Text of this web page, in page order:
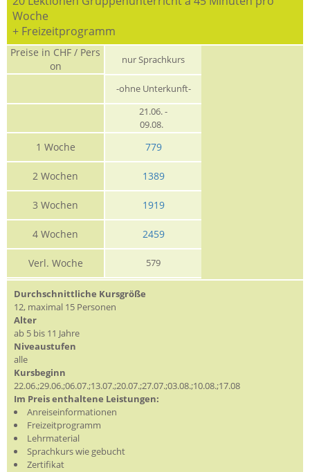
Woche
+ Freizeitprogramm
Preise in CHF / Pers
on
nur Sprachkurs
-ohne Unterkunft-
21.06. -
09.08.
1 Woche 779
2 Wochen 1389
3 Wochen 1919
4 Wochen 2459
Verl. Woche 579
Durchschnittliche Kursgröße
12, maximal 15 Personen
Alter
ab 5 bis 11 Jahre
Niveaustufen
alle
Kursbeginn
22.06.;29.06.;06.07.;13.07.;20.07.;27.07.;03.08.;10.08.;17.08
Im Preis enthaltene Leistungen:
Anreiseinformationen
Freizeitprogramm
Lehrmaterial
Sprachkurs wie gebucht
Zertifikat